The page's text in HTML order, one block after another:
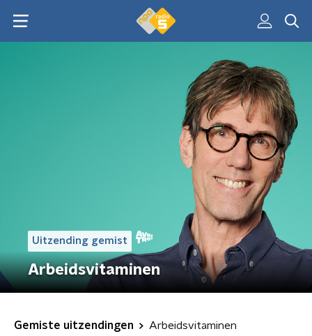
Uitzending gemist
Arbeidsvitaminen
Gemiste uitzendingen Arbeidsvitaminen